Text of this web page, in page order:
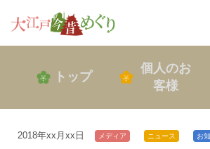
トップ
個人のお
客様
2018年xx月xx日 メディア ニュース お